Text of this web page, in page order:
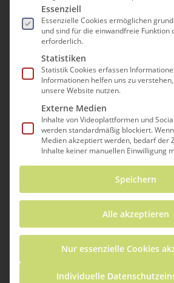
NEUES AUS DER ICSE
Unsere Projektpartner vom
Schülerforschungszentrum
setzen ihr Engagement in
Horizon Europe ProjektICSE
Factoryam Immanuel-Kant-
(IKG) fort: Nach dem
des internationalen digitalen
Austauschprogramms im
26. Mai 2025 bereits die
gemeinsame Projektrunde
School in Ankara (Türkei)
Es folgt eine Liste der
Essenziell
Essenzielle Cookies ermöglichen
und sind für die einwandfreie Funktion
erforderlich.
Statistiken
Statistik Cookies erfassen
Informationen helfen uns zu
unsere Website nutzen.
Externe Medien
Inhalte von Videoplattformen und
werden standardmäßig blockiert.
Medien akzeptiert werden, bedarf der
Inhalte keiner manuellen Einwilligung
Speichern
Alle akzeptieren
Nur essenzielle Cookies
Individuelle